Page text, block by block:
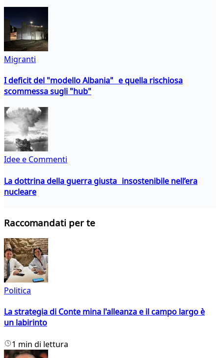
Migranti
I deficit del "modello Albania" e quella rischiosa
scommessa sugli "hub"
Idee e Commenti
La dottrina della guerra giusta insostenibile nell’era
nucleare
Raccomandati per te
Politica
La strategia di Conte mina l'alleanza e il campo largo è
un labirinto
1 min di lettura